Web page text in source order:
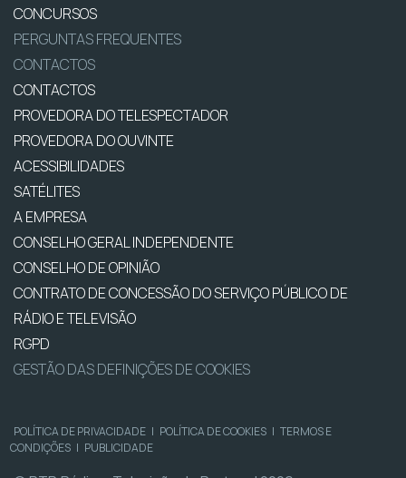
CONCURSOS
PERGUNTAS FREQUENTES
CONTACTOS
CONTACTOS
PROVEDORA DO TELESPECTADOR
PROVEDORA DO OUVINTE
ACESSIBILIDADES
SATÉLITES
A EMPRESA
CONSELHO GERAL INDEPENDENTE
CONSELHO DE OPINIÃO
CONTRATO DE CONCESSÃO DO SERVIÇO PÚBLICO DE
RÁDIO E TELEVISÃO
RGPD
GESTÃO DAS DEFINIÇÕES DE COOKIES
POLÍTICA DE PRIVACIDADE | POLÍTICA DE COOKIES | TERMOS E
CONDIÇÕES | PUBLICIDADE